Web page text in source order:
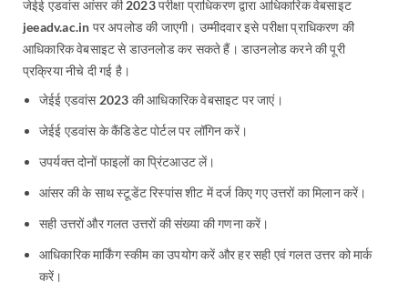
जेईई एडवांस आंसर की 2023 परीक्षा प्राधिकरण द्वारा आधिकारिक वेबसाइट
jeeadv.ac.in पर अपलोड की जाएगी। उम्मीदवार इसे परीक्षा प्राधिकरण की
आधिकारिक वेबसाइट से डाउनलोड कर सकते हैं। डाउनलोड करने की पूरी
प्रक्रिया नीचे दी गई है।
जेईई एडवांस 2023 की आधिकारिक वेबसाइट पर जाएं।
जेईई एडवांस के कैंडिडेट पोर्टल पर लॉगिन करें।
उपर्यक्त दोनों फाइलों का प्रिंटआउट लें।
आंसर की के साथ स्टूडेंट रिस्पांस शीट में दर्ज किए गए उत्तरों का मिलान करें।
सही उत्तरों और गलत उत्तरों की संख्या की गणना करें।
आधिकारिक मार्किंग स्कीम का उपयोग करें और हर सही एवं गलत उत्तर को मार्क
करें।